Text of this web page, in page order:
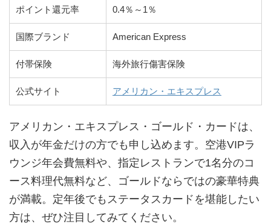
ポイント還元率 0.4％～1％
国際ブランド American Express
付帯保険 海外旅行傷害保険
公式サイト アメリカン・エキスプレス
アメリカン・エキスプレス・ゴールド・カードは、
収入が年金だけの方でも申し込めます。空港VIPラ
ウンジ年会費無料や、指定レストランで1名分のコ
ース料理代無料など、ゴールドならではの豪華特典
が満載。定年後でもステータスカードを堪能したい
方は、ぜひ注目してみてください。